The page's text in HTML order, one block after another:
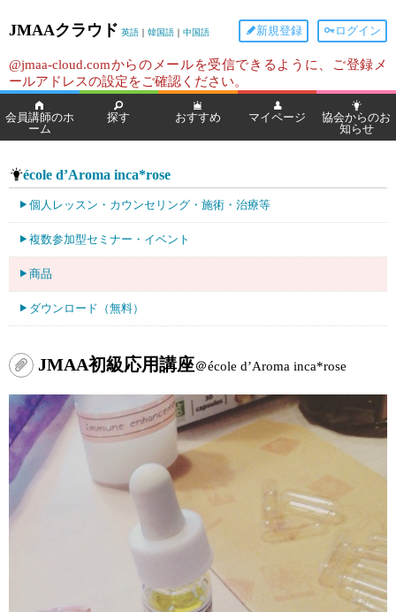
JMAAクラウド 英語 ｜ 韓国語 ｜ 中国語 ログイン
新規登録
@jmaa-cloud.comからのメールを受信できるように、ご登録メ
ールアドレスの設定をご確認ください。
会員講師のホ
ーム
探す おすすめ マイページ
協会からのお
知らせ
école d’Aroma inca*rose
個人レッスン・カウンセリング・施術・治療等
複数参加型セミナー・イベント
商品
ダウンロード（無料）
JMAA初級応用講座＠école d’Aroma inca*rose